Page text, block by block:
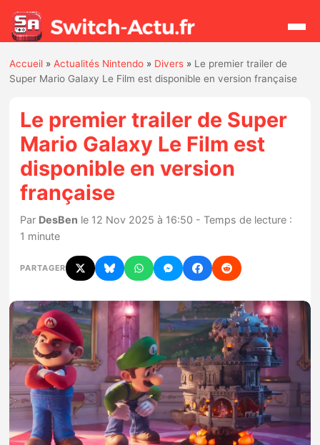
Rechercher
Actualités
Jeux
Hardware
Mises à jour
Chiffres de ventes
Rumeurs
Nintendo Direct
Tests et previews
Tests de jeux
Accueil »Actualités Nintendo » Divers » Le premier trailer de
Super Mario Galaxy Le Film est disponible en version française
Le premier trailer de Super
Mario Galaxy Le Film est
disponible en version
française
Par DesBen le 12 Nov 2025 à 16:50 - Temps de lecture :
1 minute
PARTAGER